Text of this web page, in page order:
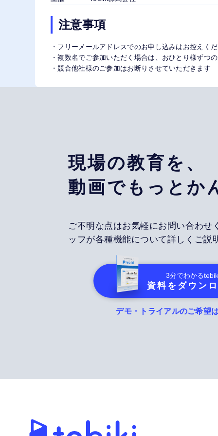
注意事項
・フリーメールアドレスでのお申し込みはお控えく
・複数名でご参加いただく場合は、おひとり様ずつ
・競合他社様のご参加はお断りさせていただきます
現場の教育を、
動画でもっとか
ご不明な点はお気軽にお問い合わせ
ッフが各種機能について詳しくご説
3分でわかる
資料をダウン
デモ・トライアルのご希望